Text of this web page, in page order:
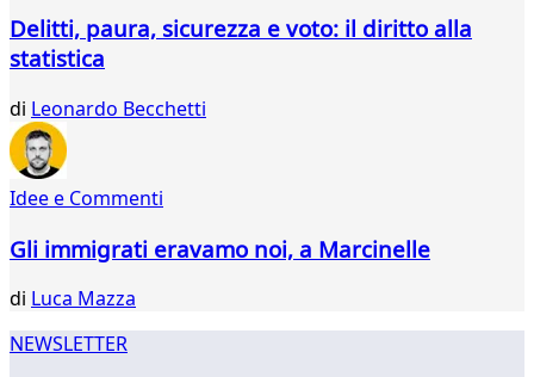
Delitti, paura, sicurezza e voto: il diritto alla
statistica
di Leonardo Becchetti
Idee e Commenti
Gli immigrati eravamo noi, a Marcinelle
di Luca Mazza
NEWSLETTER